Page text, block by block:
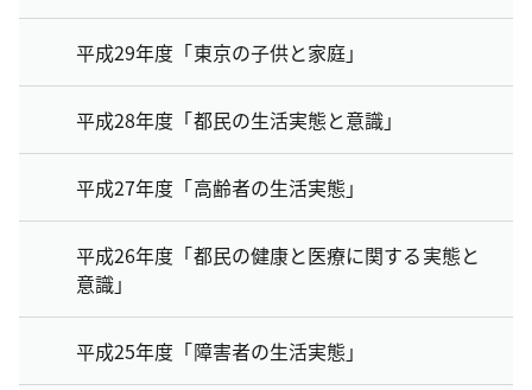
平成29年度「東京の子供と家庭」
平成28年度「都民の生活実態と意識」
平成27年度「高齢者の生活実態」
平成26年度「都民の健康と医療に関する実態と
意識」
平成25年度「障害者の生活実態」